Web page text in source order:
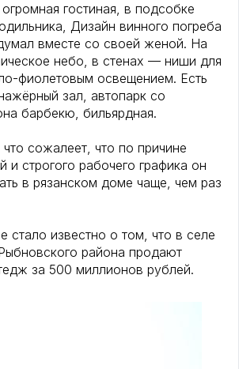
гостиная, в подсобке
Дизайн винного погреба
вместе со своей женой. На
небо, в стенах — ниши для
фиолетовым освещением. Есть
зал, автопарк со
барбекю, бильярдная.
сожалеет, что по причине
и строгого рабочего графика он
в рязанском доме чаще, чем раз
стало известно о том, что в селе
района продают
за 500 миллионов рублей.